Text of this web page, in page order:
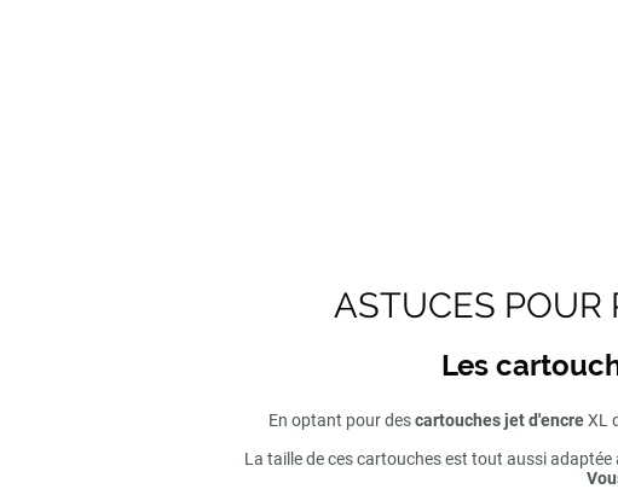
ASTUCES POUR
Les
En optant pour descartouches jet d'encreXL
La taille de ces cartouches est tout aussi